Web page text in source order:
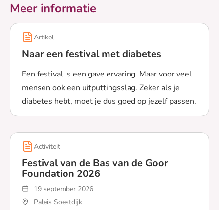
Meer informatie
Artikel
Naar een festival met diabetes
Een festival is een gave ervaring. Maar voor veel
mensen ook een uitputtingsslag. Zeker als je
diabetes hebt, moet je dus goed op jezelf passen.
Lees meer over Naar een festival met diabetes
Activiteit
Festival van de Bas van de Goor
Foundation 2026
19 september 2026
Paleis Soestdijk